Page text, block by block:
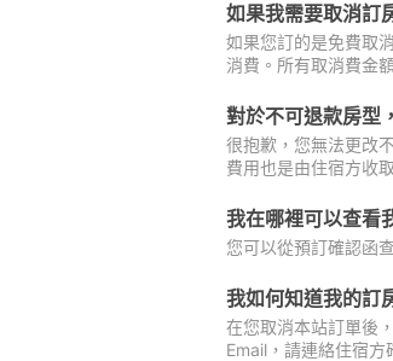
如果我需要取消訂
如果您訂的是免費取
消費。所有取消費金
對於不可退款房型
很抱歉，您無法更改
費用也是由住宿方收
我在哪裡可以查看
您可以從預訂確認函
我如何知道我的訂
在您取消本站訂單後
Email，請連絡住宿方